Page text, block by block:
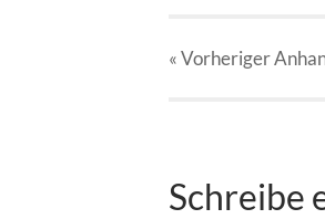
« Vorheriger
Schreibe